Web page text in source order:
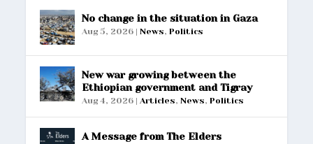
No change in the situation in Gaza
Aug 5, 2026 |News,Politics
New war growing between the
Ethiopian government and Tigray
Aug 4, 2026 |Articles,News,Politics
A Message from The Elders